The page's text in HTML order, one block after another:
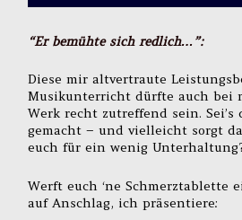
“Er bemühte sich redlich…”:
Diese mir altvertraute
Musikunterricht dürfte auch bei
Werk recht zutreffend sein. Sei’s
gemacht – und vielleicht sorgt
euch für ein wenig
Werft euch ‘ne Schmerztablette
auf Anschlag, ich präsentiere: